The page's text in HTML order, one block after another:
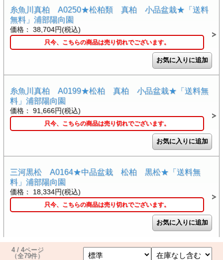
糸魚川真柏 A0250★松柏類 真柏 小品盆栽★「送料
無料」浦部陽向園
価格： 38,704円(税込)
只今、こちらの商品は売り切れでございます。
糸魚川真柏 A0199★松柏 真柏 小品盆栽★「送料無
料」浦部陽向園
価格： 91,666円(税込)
只今、こちらの商品は売り切れでございます。
三河黒松 A0164★中品盆栽 松柏 黒松★「送料無
料」浦部陽向園
価格： 18,334円(税込)
只今、こちらの商品は売り切れでございます。
4 / 4ページ
（全79件）